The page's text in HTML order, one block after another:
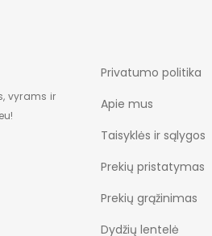
vyrams ir
Privatumo politika
Apie mus
Taisyklės ir sąlygos
Prekių pristatymas
Prekių grąžinimas
Dydžių lentelė